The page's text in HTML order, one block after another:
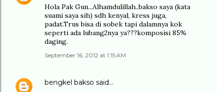
Hola Pak Gun...Alhamdulillah..bakso saya (kata
suami saya sih) sdh kenyal, kress juga,
padat.Trus bisa di sobek tapi dalamnya kok
seperti ada lubang2nya ya???komposisi 85%
daging.
September 16, 2012 at 1:15 AM
bengkel bakso said…